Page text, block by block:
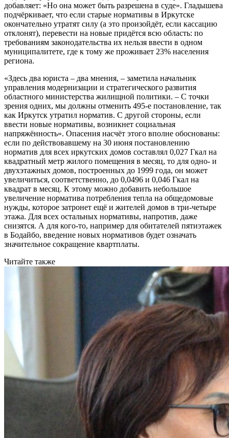
добавляет: «Но она может быть разрешена в суде». Гладышева
подчёркивает, что если старые нормативы в Иркутске
окончательно утратят силу (а это произойдёт, если кассацию
отклонят), перевести на новые придётся всю область: по
требованиям законодательства их нельзя ввести в одном
муниципалитете, где к тому же проживает 23% населения
региона.
«Здесь два юриста – два мнения, – заметила начальник
управления модернизации и стратегического развития
областного министерства жилищной политики. – С точки
зрения одних, мы должны отменить 495-е постановление, так
как Иркутск утратил норматив. С другой стороны, если
ввести новые нормативы, возникнет социальная
напряжённость». Опасения насчёт этого вполне обоснованы:
если по действовавшему на 30 июня постановлению
норматив для всех иркутских домов составлял 0,027 Гкал на
квадратный метр жилого помещения в месяц, то для одно- и
двухэтажных домов, построенных до 1999 года, он может
увеличиться, соответственно, до 0,0496 и 0,046 Гкал на
квадрат в месяц. К этому можно добавить небольшое
увеличение норматива потребления тепла на общедомовые
нужды, которое затронет ещё и жителей домов в три-четыре
этажа. Для всех остальных нормативы, напротив, даже
снизятся. А для кого-то, например для обитателей пятиэтажек
в Бодайбо, введение новых нормативов будет означать
значительное сокращение квартплаты.
Читайте также